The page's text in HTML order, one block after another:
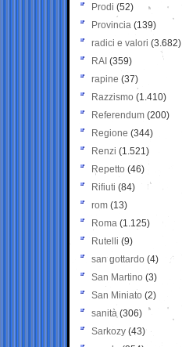
Prodi (52)
Provincia (139)
radici e valori (3.682)
RAI (359)
rapine (37)
Razzismo (1.410)
Referendum (200)
Regione (344)
Renzi (1.521)
Repetto (46)
Rifiuti (84)
rom (13)
Roma (1.125)
Rutelli (9)
san gottardo (4)
San Martino (3)
San Miniato (2)
sanità (306)
Sarkozy (43)